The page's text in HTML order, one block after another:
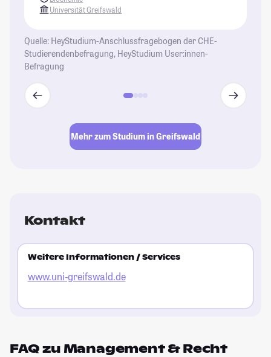
Universität Greifswald
Quelle: HeyStudium-Anschlussfragebogen der CHE-
Studierendenbefragung, HeyStudium User:innen-
Befragung
Mehr zum Studium in Greifswald
Kontakt
Weitere Informationen / Services
www.uni-greifswald.de
FAQ zu Management & Recht